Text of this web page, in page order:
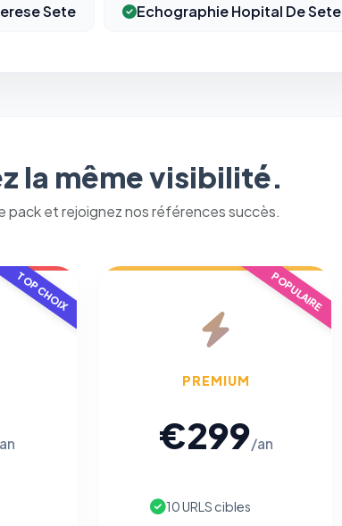
Sete Echographie Hopital De Sete
la même visibilité.
pack et rejoignez nos références succès.
TOP CHOIX POPULAIRE
PREMIUM
€299/an
10 URLS cibles